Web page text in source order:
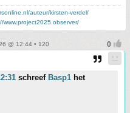
auteur/kirsten-verdel/
www.project2025.observer/
@ 12:44 • 120
schreef Basp1 het